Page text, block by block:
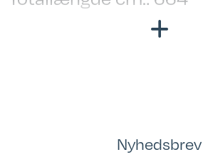
Bredde i cm.: 230
Nyhedsbrev